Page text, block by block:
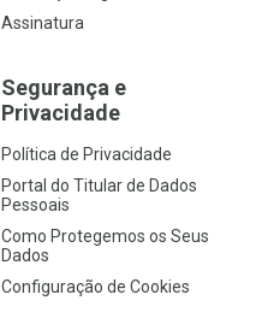
Assinatura
Segurança e
Privacidade
Política de Privacidade
Portal do Titular de Dados
Pessoais
Como Protegemos os Seus
Dados
Configuração de Cookies